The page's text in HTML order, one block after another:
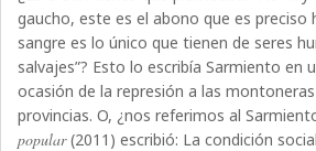
gaucho, este es el abono que es preciso
sangre es lo único que tienen de seres
salvajes”? Esto lo escribía Sarmiento en
ocasión de la represión a las
provincias. O, ¿nos referimos al
popular(2011) escribió: La condición